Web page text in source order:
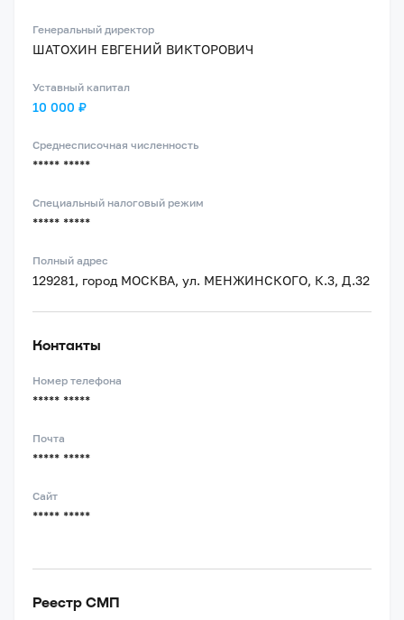
Генеральный директор
ШАТОХИН ЕВГЕНИЙ ВИКТОРОВИЧ
Уставный капитал
10 000 ₽
Среднесписочная численность
***** *****
Специальный налоговый режим
***** *****
Полный адрес
129281, город МОСКВА, ул. МЕНЖИНСКОГО, К.3, Д.32
Контакты
Номер телефона
***** *****
Почта
***** *****
Сайт
***** *****
Реестр СМП